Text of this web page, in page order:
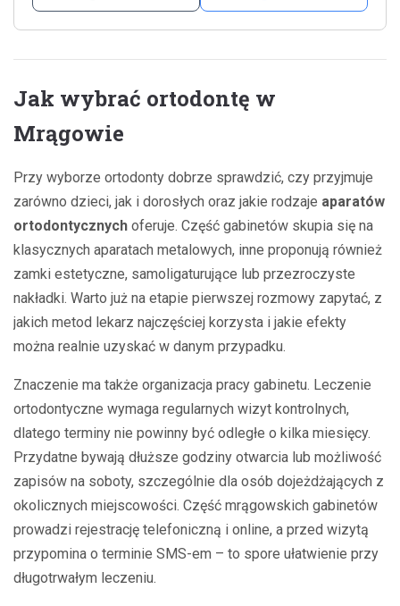
Jak wybrać ortodontę w
Mrągowie
Przy wyborze ortodonty dobrze sprawdzić, czy przyjmuje
zarówno dzieci, jak i dorosłych oraz jakie rodzaje aparatów
ortodontycznych oferuje. Część gabinetów skupia się na
klasycznych aparatach metalowych, inne proponują również
zamki estetyczne, samoligaturujące lub przezroczyste
nakładki. Warto już na etapie pierwszej rozmowy zapytać, z
jakich metod lekarz najczęściej korzysta i jakie efekty
można realnie uzyskać w danym przypadku.
Znaczenie ma także organizacja pracy gabinetu. Leczenie
ortodontyczne wymaga regularnych wizyt kontrolnych,
dlatego terminy nie powinny być odległe o kilka miesięcy.
Przydatne bywają dłuższe godziny otwarcia lub możliwość
zapisów na soboty, szczególnie dla osób dojeżdżających z
okolicznych miejscowości. Część mrągowskich gabinetów
prowadzi rejestrację telefoniczną i online, a przed wizytą
przypomina o terminie SMS-em – to spore ułatwienie przy
długotrwałym leczeniu.